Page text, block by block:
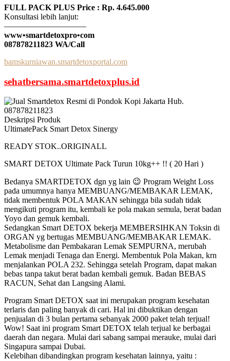
FULL PACK PLUS Price : Rp. 4.645.000
Konsultasi lebih lanjut:
——————————
www•smartdetoxpro•com
087878211823 WA/Call
bamskurniawan.smartdetoxportal.com
sehatbersama.smartdetoxplus.id
Deskripsi Produk
UltimatePack Smart Detox Sinergy
READY STOK..ORIGINALL
SMART DETOX Ultimate Pack Turun 10kg++ !! ( 20 Hari )
Bedanya SMARTDETOX dgn yg lain 😉 Program Weight Loss
pada umumnya hanya MEMBUANG/MEMBAKAR LEMAK,
tidak membentuk POLA MAKAN sehingga bila sudah tidak
mengikuti program itu, kembali ke pola makan semula, berat badan
Yoyo dan gemuk kembali.
Sedangkan Smart DETOX bekerja MEMBERSIHKAN Toksin di
ORGAN yg bertugas MEMBUANG/MEMBAKAR LEMAK.
Metabolisme dan Pembakaran Lemak SEMPURNA, merubah
Lemak menjadi Tenaga dan Energi. Membentuk Pola Makan, krn
menjalankan POLA 232. Sehingga setelah Program, dapat makan
bebas tanpa takut berat badan kembali gemuk. Badan BEBAS
RACUN, Sehat dan Langsing Alami.
Program Smart DETOX saat ini merupakan program kesehatan
terlaris dan paling banyak di cari. Hal ini dibuktikan dengan
penjualan di 3 bulan pertama sebanyak 2000 paket telah terjual!
Wow! Saat ini program Smart DETOX telah terjual ke berbagai
daerah dan negara. Mulai dari sabang sampai merauke, mulai dari
Singapura sampai Dubai.
Kelebihan dibandingkan program kesehatan lainnya, yaitu :